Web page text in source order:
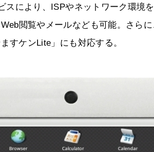
スにより、ISPやネットワーク環境
閲覧やメールなども可能。さら
すケンLite」にも対応する。